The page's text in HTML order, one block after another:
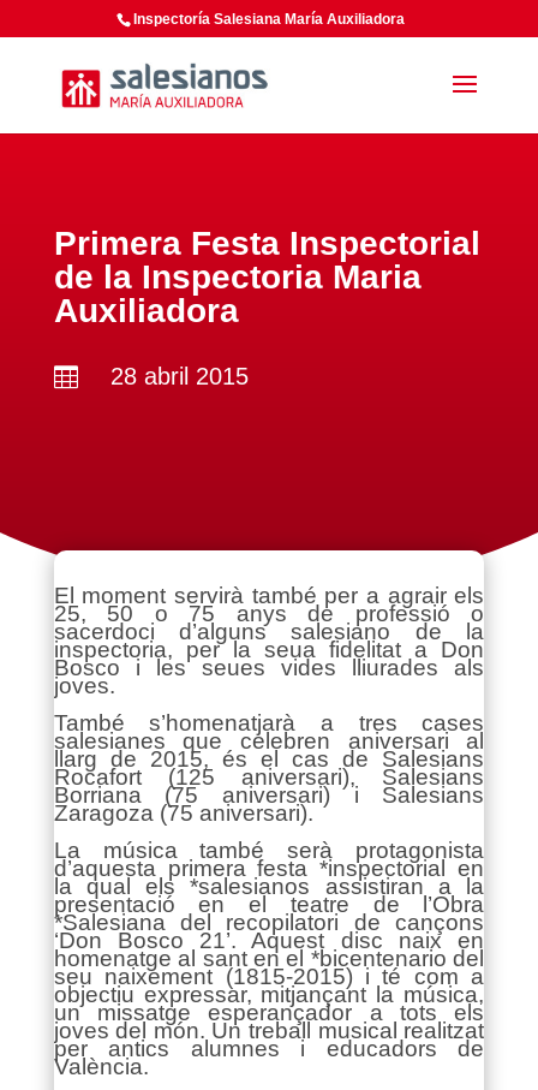
Inspectoría Salesiana María Auxiliadora
Primera Festa Inspectorial
de la Inspectoria Maria
Auxiliadora
 28 abril 2015
El moment servirà també per a agrair els
25, 50 o 75 anys de professió o
sacerdoci d’alguns salesiano de la
inspectoria, per la seua fidelitat a Don
Bosco i les seues vides lliurades als
joves.
També s’homenatjarà a tres cases
salesianes que celebren aniversari al
llarg de 2015, és el cas de Salesians
Rocafort (125 aniversari), Salesians
Borriana (75 aniversari) i Salesians
Zaragoza (75 aniversari).
La música també serà protagonista
d’aquesta primera festa *inspectorial en
la qual els *salesianos assistiran a la
presentació en el teatre de l’Obra
*Salesiana del recopilatori de cançons
‘Don Bosco 21’. Aquest disc naix en
homenatge al sant en el *bicentenario del
seu naixement (1815-2015) i té com a
objectiu expressar, mitjançant la música,
un missatge esperançador a tots els
joves del món. Un treball musical realitzat
per antics alumnes i educadors de
València.